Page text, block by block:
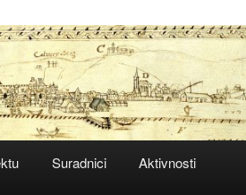
Suradnici Aktivnosti